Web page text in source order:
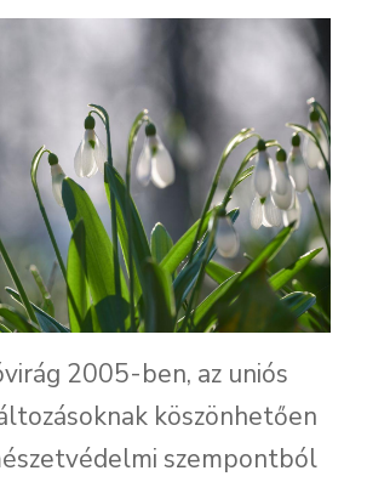
2005-ben, az uniós
köszönhetően
szempontból